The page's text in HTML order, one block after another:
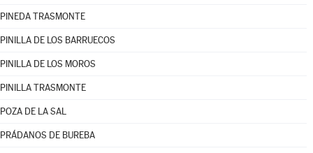
PINEDA TRASMONTE
PINILLA DE LOS BARRUECOS
PINILLA DE LOS MOROS
PINILLA TRASMONTE
POZA DE LA SAL
PRÁDANOS DE BUREBA